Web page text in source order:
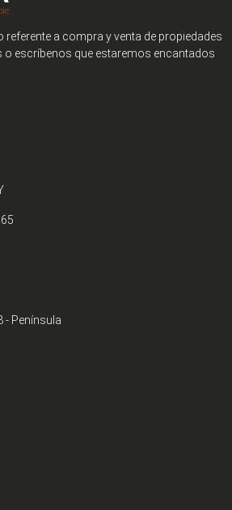
a compra y venta de propiedades
o escríbenos que estaremos encantados
- Península